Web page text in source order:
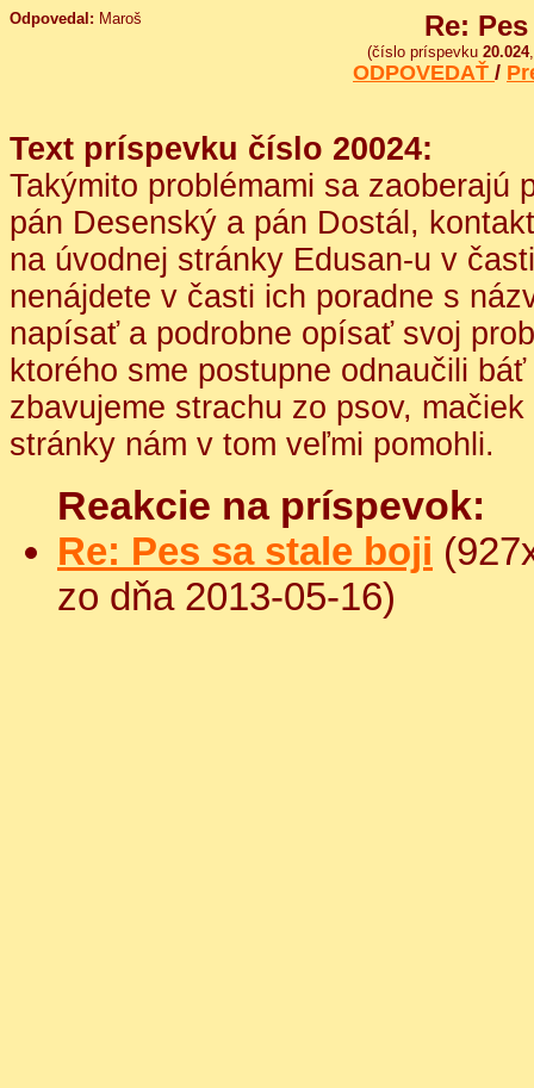
Odpovedal: Maroš Re:
(číslo príspevku 20.024
ODPOVEDAŤ /
Text príspevku číslo 20024:
Takýmito problémami sa zaoberajú
pán Desenský a pán Dostál,
na úvodnej stránky Edusan-u v
nenájdete v časti ich poradne s
napísať a podrobne opísať svoj
ktorého sme postupne odnaučili
zbavujeme strachu zo psov,
stránky nám v tom veľmi pomohli.
Reakcie na príspevok:
Re: Pes sa stale boji
zo dňa 2013-05-16)